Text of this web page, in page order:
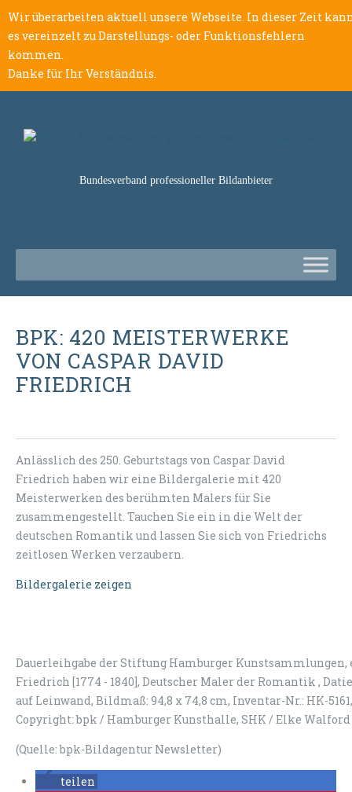
Wir überarbeiten aktuell unsere Webseite. In dieser Zeit
es vereinzelt zu Darstellungs- oder Funktionsfehlern
kommen.
Danke für Ihr Verständnis.
Bundesverband professioneller Bildanbieter
BPK: 420 MEISTERWERKE
VON CASPAR DAVID
FRIEDRICH
Anlässlich des 250. Geburtstags von Caspar David
Friedrich haben wir eine Bildergalerie mit 420
Meisterwerken des berühmten Malers für Sie
zusammengestellt. Tauchen Sie ein in die Welt der
deutschen Romantik und lassen Sie sich von Friedrichs
zeitlosen Werken verzaubern.
Bildergalerie zeigen
Dauerleihgabe der Stiftung Hamburger Kunstsammlungen,
Friedrich [1774 - 1840], Deutscher Maler der Romantik ,
auf Leinwand, Bildmaß: 94,8 x 74,8 cm, Inventar-Nr.: HK-
Copyright: bpk / Hamburger Kunsthalle, SHK / Elke Walford
(Quelle: bpk-Bildagentur Newsletter)
teilen